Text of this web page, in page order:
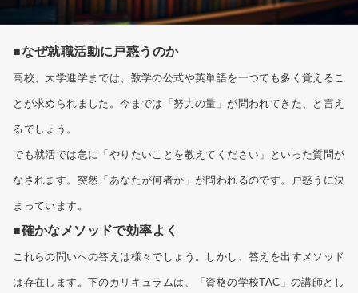
■なぜ就職活動に戸惑うのか
高校、大学進学までは、数学の公式や英単語を一つでも多く覚えるこ
とが求められました。今までは「努力の量」が問われてきた、と言え
るでしょう。
でも就活では急に「やりたいことを教えてください」といった質問が
なされます。突然「あなたが何者か」が問われるのです。戸惑うに決
まっています。
■確かなメソッドで効率よく
これらの問いへの答えは様々でしょう。しかし、答えを出すメソッド
は存在します。下のカリキュラムは、「資格の学校TAC」の講師とし